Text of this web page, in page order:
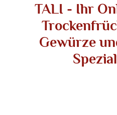
TALI - Ihr
Gewürze